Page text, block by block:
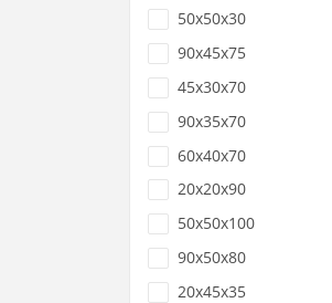
50x50x30
90x45x75
45x30x70
90x35x70
60x40x70
20x20x90
50x50x100
90x50x80
20x45x35